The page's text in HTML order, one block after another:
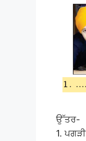
ਉੱਤਰ-
1. ਪਗੜੀ